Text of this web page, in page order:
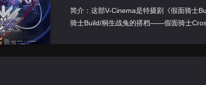
简介：这部V-Cinema是特摄剧《假面骑士
骑士Build/桐生战兔的搭档——假面骑士